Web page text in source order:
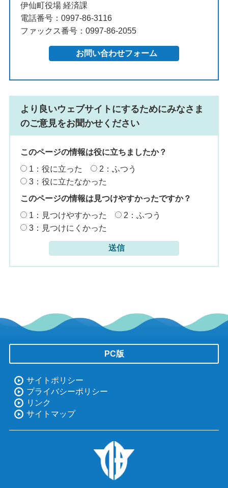
伊仙町役場 経済課
電話番号：0997-86-3116
ファックス番号：0997-86-2055
より良いウェブサイトにするためにみなさま
のご意見をお聞かせください
このページの情報は役に立ちましたか？
1：役に立った
2：ふつう
3：役に立たなかった
このページの情報は見つけやすかったですか？
1：見つけやすかった
2：ふつう
3：見つけにくかった
PC版
サイトポリシー
プライバシーポリシー
リンク
サイトマップ